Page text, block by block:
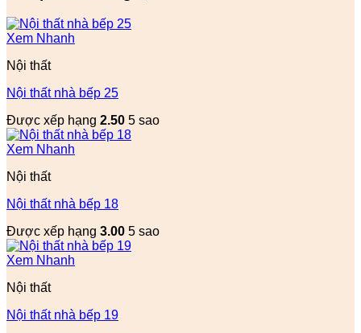
Xem Nhanh
Nội thất
Nội thất nhà bếp 25
Được xếp hạng 2.50 5 sao
Xem Nhanh
Nội thất
Nội thất nhà bếp 18
Được xếp hạng 3.00 5 sao
Xem Nhanh
Nội thất
Nội thất nhà bếp 19